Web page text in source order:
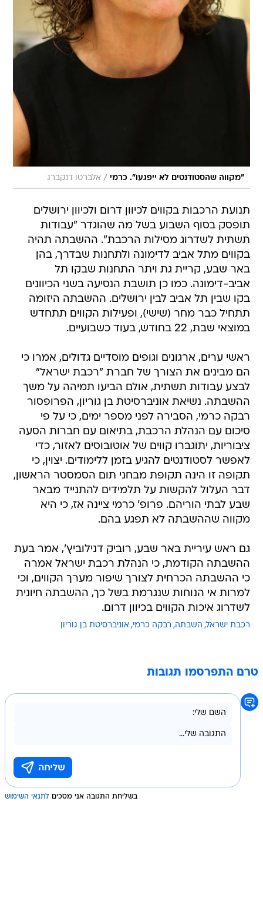
"מקווה שהסטודנטים לא ייפגעו". כרמי / אלברטו דנקברג
תנועת הרכבות בקווים לכיוון דרום ולכיוון ירושלים
תופסק בסוף השבוע בשל מה שהוגדר "עבודות
תשתית לשדרוג מסילות הרכבת". ההשבתה תהיה
בקווים מתל אביב לדימונה ולתחנות שבדרך, בהן
באר שבע, קריית גת ויתר התחנות שבקו תל
אביב-דימונה. כמו כן תושבת הנסיעה בשני הכיוונים
בקו שבין תל אביב לבין ירושלים. ההשבתה היזומה
תתחיל כבר מחר (שישי), ופעילות הקווים תתחדש
במוצאי שבת, 22 בחודש, בעוד כשבועיים.
ראשי ערים, ארגונים וגופים מוסדיים גדולים, אמרו כי
הם מבינים את הצורך של חברת "רכבת ישראל"
לבצע עבודות תשתית, אולם הביעו תמיהה על משך
ההשבתה. נשיאת אוניברסיטת בן גוריון, הפרופסור
רבקה כרמי, הסבירה לפני מספר ימים, כי על פי
סיכום עם הנהלת הרכבת, בתיאום עם חברות הסעה
ציבוריות, יתוגברו קווים של אוטובוסים לאזור, כדי
לאפשר לסטודנטים להגיע בזמן ללימודים. יצוין, כי
תקופה זו הינה תקופת מבחני תום הסמסטר הראשון,
דבר העלול להקשות על תלמידים להתנייד מבאר
שבע לבתי הוריהם. פרופ' כרמי ציינה אז, כי היא
מקווה שההשבתה לא תפגע בהם.
גם ראש עיריית באר שבע, רוביק דנילוביץ', אמר בעת
ההשבתה הקודמת, כי הנהלת רכבת ישראל אמרה
כי ההשבתה הכרחית לצורך שיפור מערך הקווים, וכי
למרות אי הנוחות שנגרמת בשל כך, ההשבתה חיונית
לשדרוג איכות הקווים בכיוון דרום.
רכבת ישראל השבתה רבקה כרמי אוניברסיטת בן גוריון
טרם התפרסמו תגובות
בשליחת התגובה אני מסכים לתנאי השימוש